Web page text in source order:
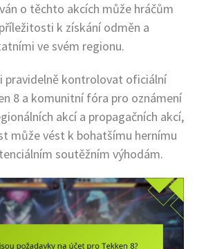
o těchto akcích může hráčům
k získání odměn a
ve svém regionu.
pravidelně kontrolovat oficiální
8 a komunitní fóra pro oznámení
akcí a propagačních akcí,
může vést k bohatšímu hernímu
soutěžním výhodám.